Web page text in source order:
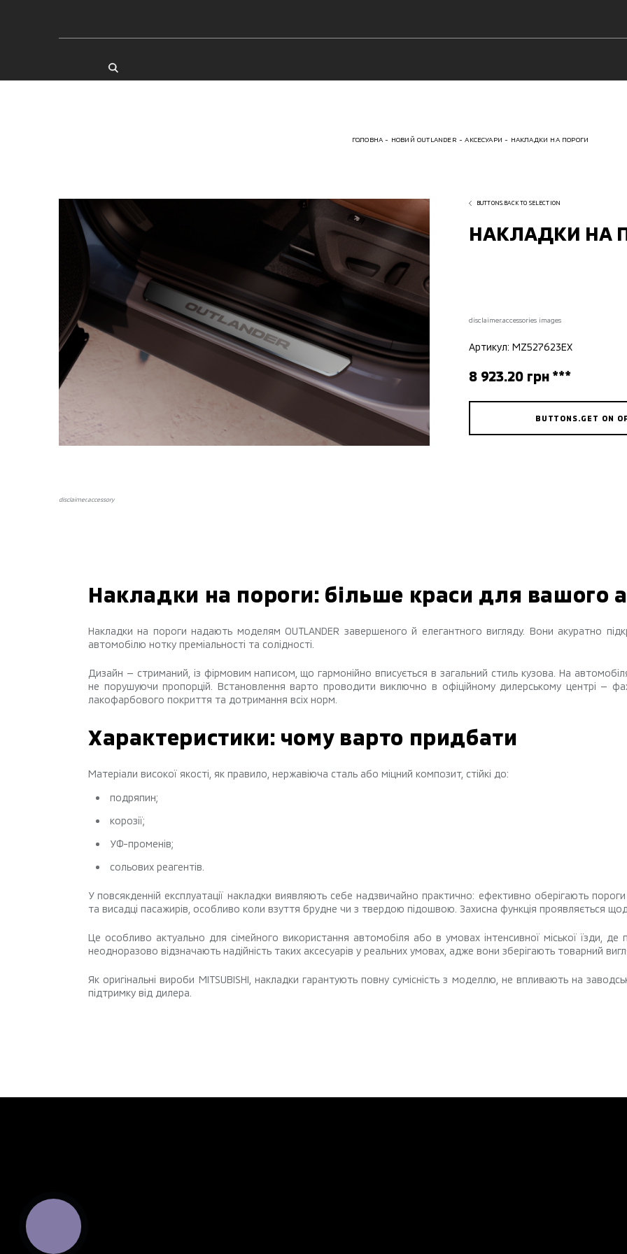
ГОЛОВНА НОВИЙ OUTLANDER АКСЕСУАРИ НАКЛАДКИ НА ПОРОГИ
BUTTONS.BACK TO SELECTION
НАКЛАДКИ НА
disclaimer.accessories images
Артикул: MZ527623EX
8 923.20 грн ***
BUTTONS.GET ON
disclaimer.аccessory
Накладки на пороги: більше краси для вашого
Накладки на пороги надають моделям OUTLANDER завершеного й елегантного вигляду. Вони акуратно
автомобілю нотку преміальності та солідності.
Дизайн — стриманий, із фірмовим написом, що гармонійно вписується в загальний стиль кузова. На
не порушуючи пропорцій. Встановлення варто проводити виключно в офіційному дилерському центрі —
лакофарбового покриття та дотримання всіх норм.
Характеристики: чому варто придбати
Матеріали високої якості, як правило, нержавіюча сталь або міцний композит, стійкі до:
подряпин;
корозії;
УФ-променів;
сольових реагентів.
У повсякденній експлуатації накладки виявляють себе надзвичайно практично: ефективно оберігають
та висадці пасажирів, особливо коли взуття брудне чи з твердою підошвою. Захисна функція проявляється
Це особливо актуально для сімейного використання автомобіля або в умовах інтенсивної міської їзди,
неодноразово відзначають надійність таких аксесуарів у реальних умовах, адже вони зберігають товарний
Як оригінальні вироби MITSUBISHI, накладки гарантують повну сумісність з моделлю, не впливають на
підтримку від дилера.